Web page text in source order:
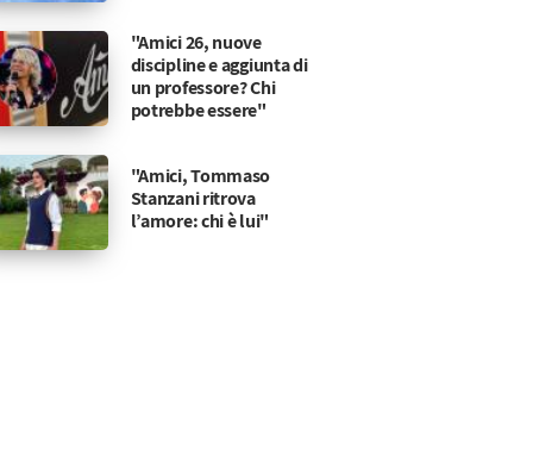
"Amici 26, nuove
discipline e aggiunta di
un professore? Chi
potrebbe essere"
"Amici, Tommaso
Stanzani ritrova
l’amore: chi è lui"